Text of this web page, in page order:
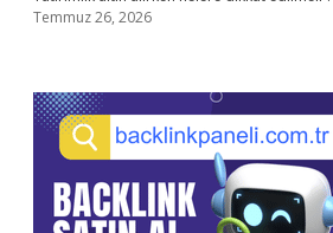
Temmuz 26, 2026